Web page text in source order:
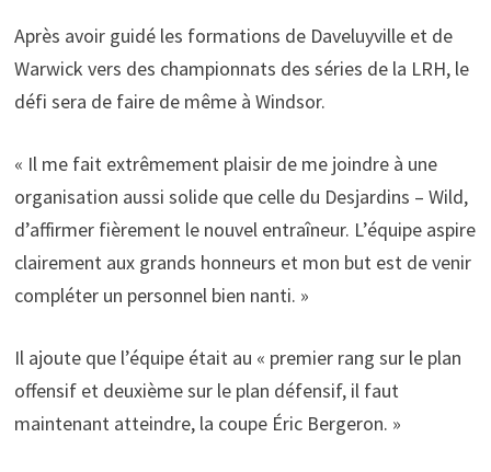
Après avoir guidé les formations de Daveluyville et de
Warwick vers des championnats des séries de la LRH, le
défi sera de faire de même à Windsor.
« Il me fait extrêmement plaisir de me joindre à une
organisation aussi solide que celle du Desjardins – Wild,
d’affirmer fièrement le nouvel entraîneur. L’équipe aspire
clairement aux grands honneurs et mon but est de venir
compléter un personnel bien nanti. »
Il ajoute que l’équipe était au « premier rang sur le plan
offensif et deuxième sur le plan défensif, il faut
maintenant atteindre, la coupe Éric Bergeron. »